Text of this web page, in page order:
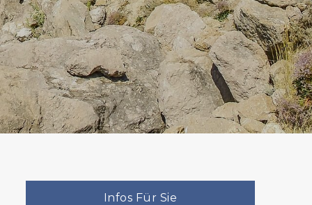
Infos Für Sie